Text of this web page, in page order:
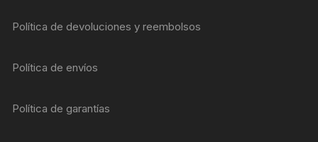
Política de devoluciones y reembolsos
Política de envíos
Política de garantías